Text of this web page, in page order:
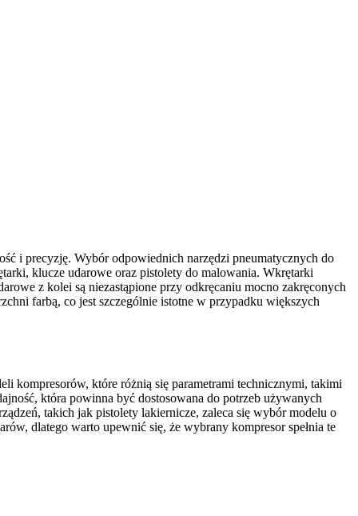
i precyzję. Wybór odpowiednich narzędzi pneumatycznych do
klucze udarowe oraz pistolety do malowania. Wkrętarki
z kolei są niezastąpione przy odkręcaniu mocno zakręconych
farbą, co jest szczególnie istotne w przypadku większych
kompresorów, które różnią się parametrami technicznymi, takimi
która powinna być dostosowana do potrzeb używanych
takich jak pistolety lakiernicze, zaleca się wybór modelu o
dlatego warto upewnić się, że wybrany kompresor spełnia te